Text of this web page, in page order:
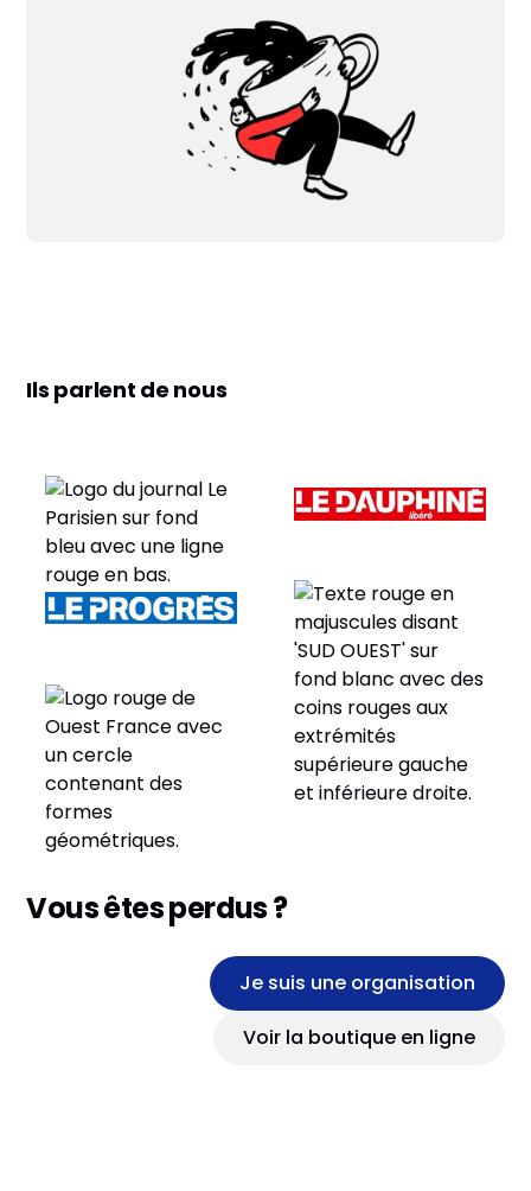
Ils parlent de nous
Vous êtes perdus ?
Je suis une organisation
Voir la boutique en ligne